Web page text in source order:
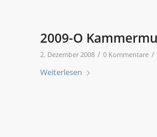
2009-O
2. Dezember 2008 / 0 Kommentare /
Weiterlesen